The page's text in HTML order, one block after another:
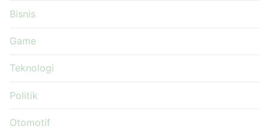
Bisnis
Game
Teknologi
Politik
Otomotif